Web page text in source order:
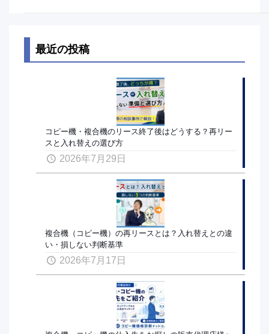
最近の投稿
コピー機・複合機のリース終了後はどうする？再リー
スと入れ替えの選び方
2026年7月29日
複合機（コピー機）の再リースとは？入れ替えとの違
い・損しない判断基準
2026年7月17日